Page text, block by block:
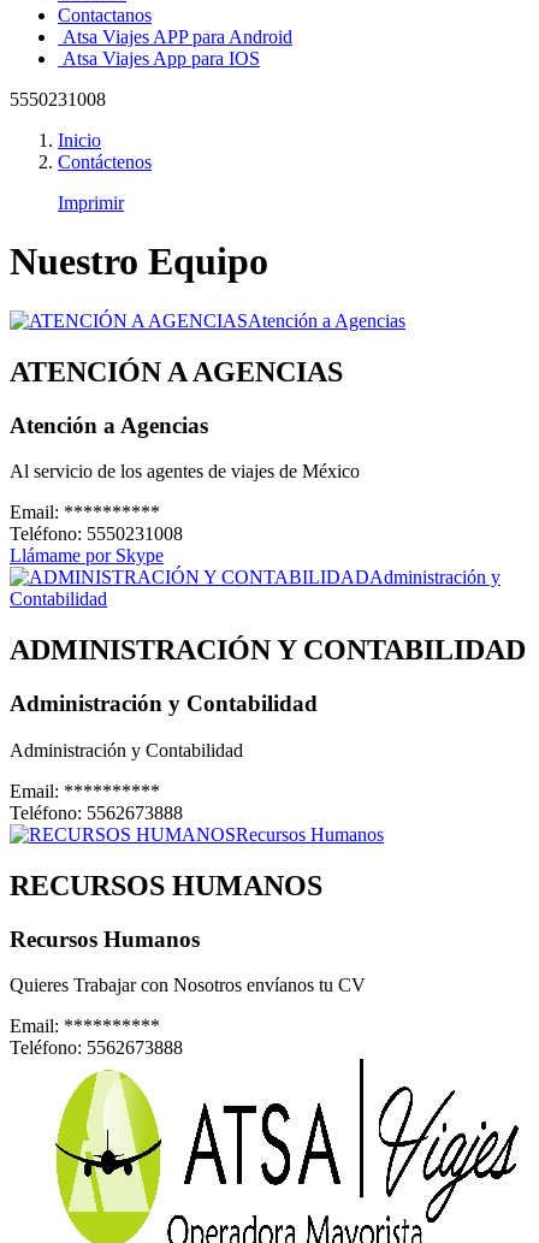
Contactanos
Atsa Viajes APP para Android
Atsa Viajes App para IOS
5550231008
Inicio
Contáctenos
Imprimir
Nuestro Equipo
ATENCIÓN A AGENCIAS
Atención a Agencias
Al servicio de los agentes de viajes de México
Email: **********
Teléfono: 5550231008
Llámame por Skype
ADMINISTRACIÓN Y CONTABILIDAD
Administración y Contabilidad
Administración y Contabilidad
Email: **********
Teléfono: 5562673888
RECURSOS HUMANOS
Recursos Humanos
Quieres Trabajar con Nosotros envíanos tu CV
Email: **********
Teléfono: 5562673888